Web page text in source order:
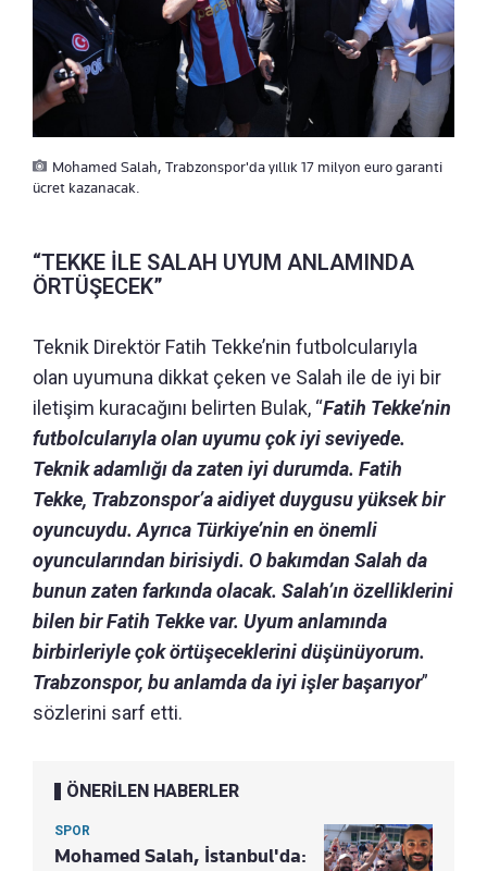
Mohamed Salah, Trabzonspor'da yıllık 17 milyon euro garanti
ücret kazanacak.
“TEKKE İLE SALAH UYUM ANLAMINDA
ÖRTÜŞECEK”
Teknik Direktör Fatih Tekke’nin futbolcularıyla
olan uyumuna dikkat çeken ve Salah ile de iyi bir
iletişim kuracağını belirten Bulak, “Fatih Tekke’nin
futbolcularıyla olan uyumu çok iyi seviyede.
Teknik adamlığı da zaten iyi durumda. Fatih
Tekke, Trabzonspor’a aidiyet duygusu yüksek bir
oyuncuydu. Ayrıca Türkiye’nin en önemli
oyuncularından birisiydi. O bakımdan Salah da
bunun zaten farkında olacak. Salah’ın özelliklerini
bilen bir Fatih Tekke var. Uyum anlamında
birbirleriyle çok örtüşeceklerini düşünüyorum.
Trabzonspor, bu anlamda da iyi işler başarıyor”
sözlerini sarf etti.
ÖNERİLEN HABERLER
SPOR
Mohamed Salah, İstanbul'da: